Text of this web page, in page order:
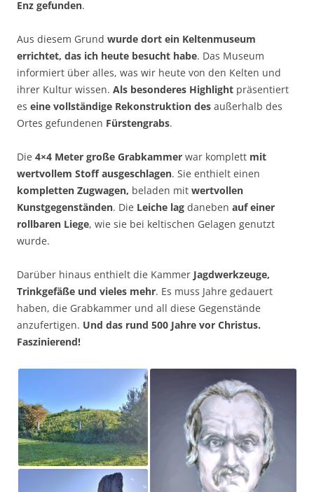
Enz gefunden.
Aus diesem Grund wurde dort ein Keltenmuseum
errichtet, das ich heute besucht habe. Das Museum
informiert über alles, was wir heute von den Kelten und
ihrer Kultur wissen. Als besonderes Highlight präsentiert
es eine vollständige Rekonstruktion des außerhalb des
Ortes gefundenen Fürstengrabs.
Die 4×4 Meter große Grabkammer war komplett mit
wertvollem Stoff ausgeschlagen. Sie enthielt einen
kompletten Zugwagen, beladen mit wertvollen
Kunstgegenständen. Die Leiche lag daneben auf einer
rollbaren Liege, wie sie bei keltischen Gelagen genutzt
wurde.
Darüber hinaus enthielt die Kammer Jagdwerkzeuge,
Trinkgefäße und vieles mehr. Es muss Jahre gedauert
haben, die Grabkammer und all diese Gegenstände
anzufertigen. Und das rund 500 Jahre vor Christus.
Faszinierend!